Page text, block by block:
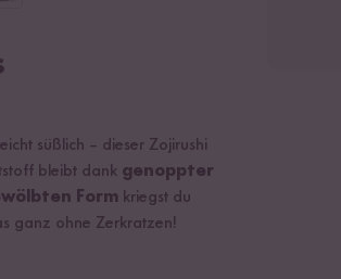
süßlich – dieser Zojirushi
bleibt dank genoppter
Form kriegst du
ganz ohne Zerkratzen!